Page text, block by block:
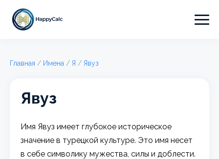
Главная / Имена / Я / Явуз
Явуз
Имя Явуз имеет глубокое историческое
значение в турецкой культуре. Это имя несет
в себе символику мужества, силы и доблести.